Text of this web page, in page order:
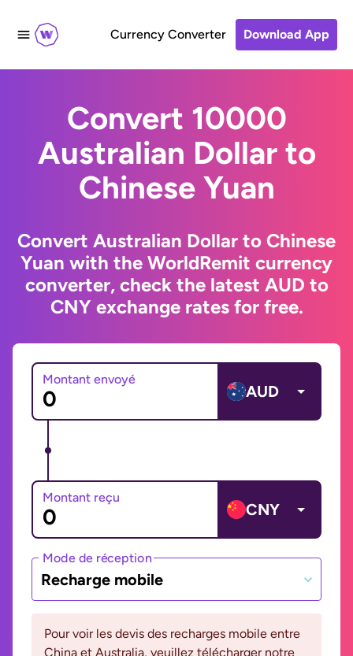
Currency Converter Download App
Convert 10000
Australian Dollar to
Chinese Yuan
Convert Australian Dollar to Chinese
Yuan with the WorldRemit currency
converter, check the latest AUD to
CNY exchange rates for free.
Montant envoyé
AUD
Montant reçu
CNY
Mode de réception
Recharge mobile
Pour voir les devis des recharges mobile entre
China et Australia, veuillez télécharger notre